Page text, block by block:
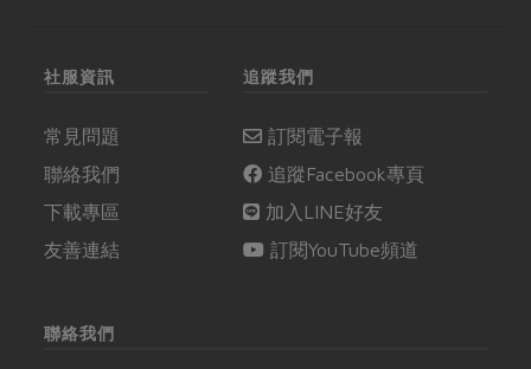
社服資訊
常見問題
聯絡我們
下載專區
友善連結
追蹤我們
訂閱電子報
追蹤Facebook專頁
加入LINE好友
訂閱YouTube頻道
聯絡我們